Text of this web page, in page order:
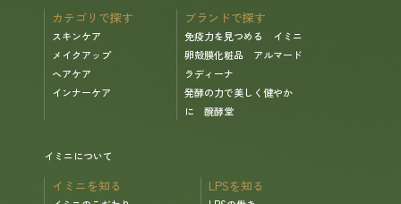
カテゴリで探す
スキンケア
メイクアップ
ヘアケア
インナーケア
ブランドで探す
免疫力を見つめる イミニ
卵殻膜化粧品 アルマード
ラディーナ
発酵の力で美しく健やか
に 醗酵堂
イミニについて
イミニを知る LPSを知る